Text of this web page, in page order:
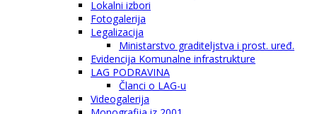
Lokalni izbori
Fotogalerija
Legalizacija
Ministarstvo graditeljstva i prost. uređ.
Evidencija Komunalne infrastrukture
LAG PODRAVINA
Članci o LAG-u
Videogalerija